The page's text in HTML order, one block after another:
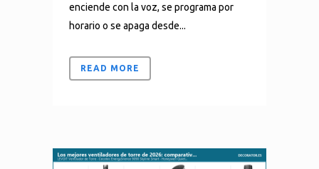
enciende con la voz, se programa por
horario o se apaga desde...
READ MORE